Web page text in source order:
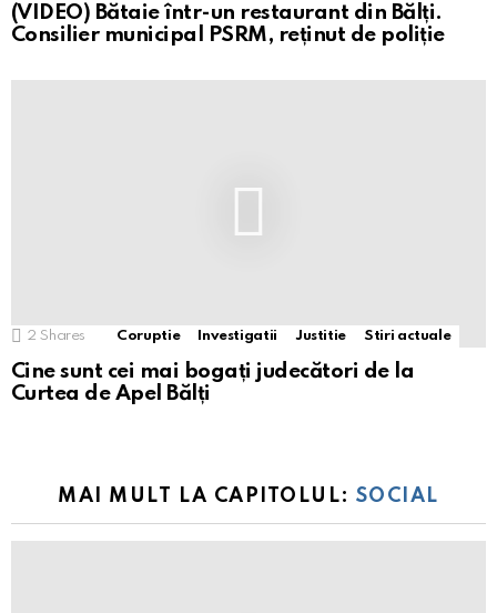
(VIDEO) Bătaie într-un restaurant din Bălți.
Consilier municipal PSRM, reținut de poliție
2 Shares Coruptie Investigatii Justitie Stiri actuale
Cine sunt cei mai bogați judecători de la
Curtea de Apel Bălți
MAI MULT LA CAPITOLUL: SOCIAL